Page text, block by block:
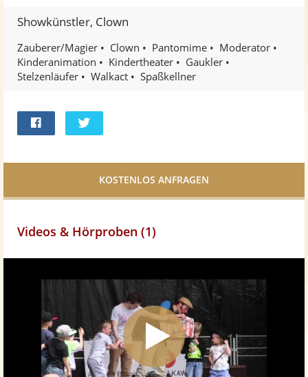
Showkünstler, Clown
Zauberer/Magier Clown Pantomime
Moderator
Kinderanimation
Kindertheater
Gaukler
Stelzenläufer
Walkact Spaßkellner
Facebook
Videos & Hörproben (1)